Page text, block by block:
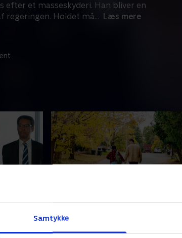
Samtykke
efter et masseskyderi. Han bliver en
regeringen. Holdet må... Læs mere
efter et
6. Hairtrigger
Barnes går undercover på en farlig